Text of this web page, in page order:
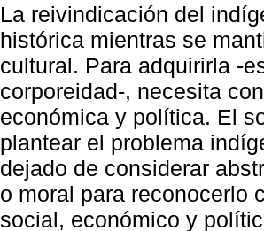
La reivindicación del
histórica mientras se
cultural. Para adquirirla -
corporeidad-, necesita
económica y política. El
plantear el problema
dejado de considerar
o moral para reconocerlo
social, económico y